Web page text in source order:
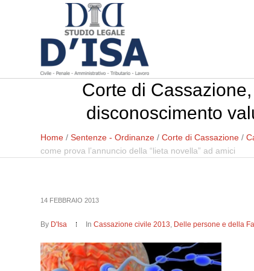
Corte di
disconoscimento
Home /Sentenze - Ordinanze /Corte di Cassazione /
come prova l’annuncio della “lieta novella” ad amici
14 FEBBRAIO 2013
By D'Isa InCassazione civile 2013, Delle persone e della